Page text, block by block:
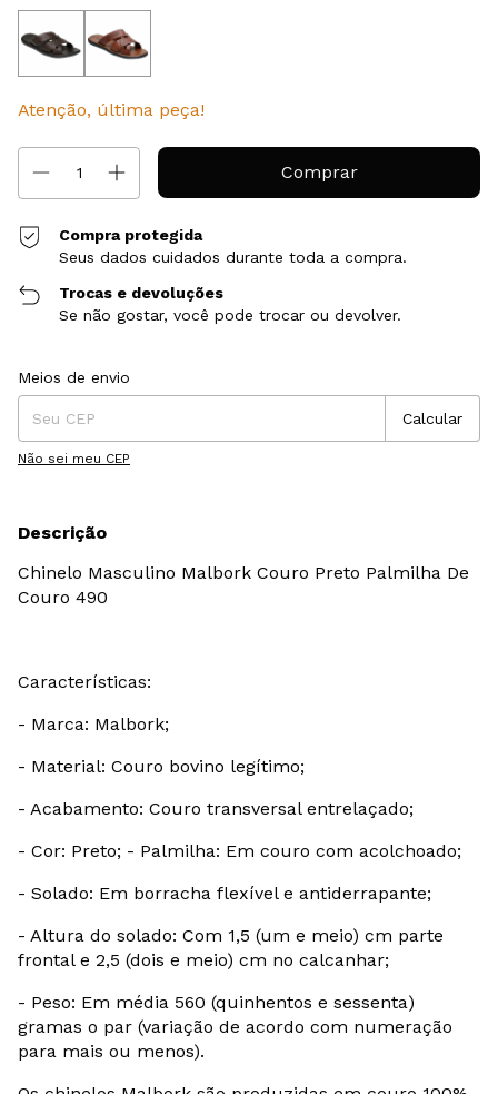
Atenção, última peça!
Compra protegida
Seus dados cuidados durante toda a compra.
Trocas e devoluções
Se não gostar, você pode trocar ou devolver.
Entregas para o CEP:
Meios de envio
Calcular
Não sei meu CEP
Descrição
Chinelo Masculino Malbork Couro Preto Palmilha De
Couro 490
Características:
- Marca: Malbork;
- Material: Couro bovino legítimo;
- Acabamento: Couro transversal entrelaçado;
- Cor: Preto; - Palmilha: Em couro com acolchoado;
- Solado: Em borracha flexível e antiderrapante;
- Altura do solado: Com 1,5 (um e meio) cm parte
frontal e 2,5 (dois e meio) cm no calcanhar;
- Peso: Em média 560 (quinhentos e sessenta)
gramas o par (variação de acordo com numeração
para mais ou menos).